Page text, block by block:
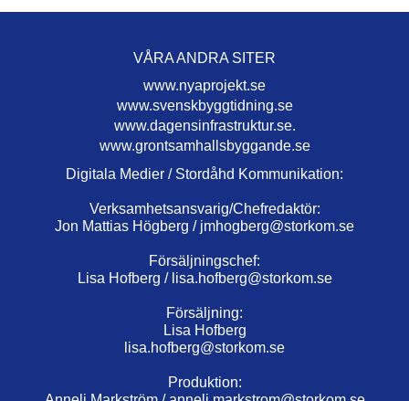
VÅRA ANDRA SITER
www.nyaprojekt.se
www.svenskbyggtidning.se
www.dagensinfrastruktur.se.
www.grontsamhallsbyggande.se
Digitala Medier / Stordåhd Kommunikation:
Verksamhetsansvarig/Chefredaktör:
Jon Mattias Högberg / jmhogberg@storkom.se
Försäljningschef:
Lisa Hofberg / lisa.hofberg@storkom.se
Försäljning:
Lisa Hofberg
lisa.hofberg@storkom.se
Produktion: